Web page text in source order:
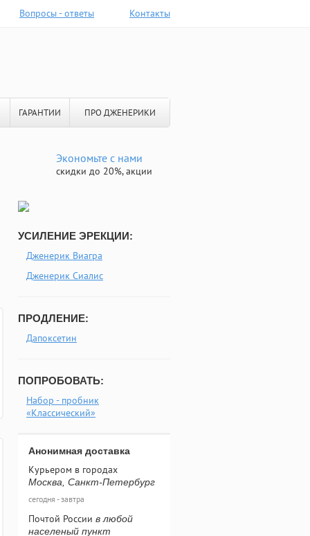
Вопросы - ответы Контакты
ГАРАНТИИ ПРО ДЖЕНЕРИКИ
Экономьте с нами
скидки до 20%, акции
УСИЛЕНИЕ ЭРЕКЦИИ:
Дженерик Виагра
Дженерик Сиалис
ПРОДЛЕНИЕ:
Дапоксетин
ПОПРОБОВАТЬ:
Набор - пробник
«Классический»
Анонимная доставка
Курьером в городах
Москва, Санкт-Петербург
сегодня - завтра
Почтой России в любой
населеный пункт